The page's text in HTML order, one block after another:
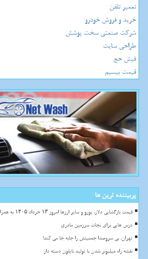
تعمیر تلفن
خرید و فروش خودرو
شرکت صنعتی سخت پوشش
طراحی سایت
فیش حج
قیمت بیسیم
پربیننده ترین ها
قیمت بازگشایی دلار، یورو و سایر ارزها امروز ۱۳ خرداد ۱۴۰۵ به همراه جدول
درس هایی برای نجات سرزمین مادری
تهران، بی سروصدا جمعیتش را جابه جا می کند!
نقشه راه میلیونر شدن با تولید نایلون دسته دار